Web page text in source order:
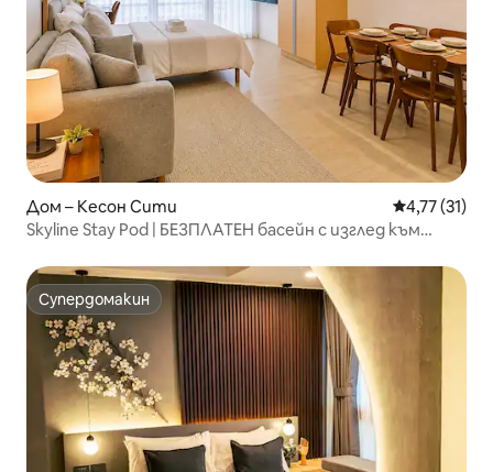
Дом – Кесон Сити Средна
4,77 (31)
Skyline Stay Pod | БЕЗПЛАТЕН басейн с изглед към
Супердомакин
Супердомакин